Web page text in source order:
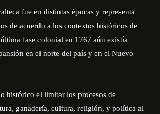
fue en distintas épocas y representa
de acuerdo a los contextos históricos de
fase colonial en 1767 aún existía
en el norte del país y en el Nuevo
histórico el limitar los procesos de
ganadería, cultura, religión, y política al